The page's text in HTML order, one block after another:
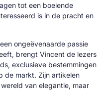
tot een boeiende
is in de pracht en
ongeëvenaarde passie
brengt Vincent de lezers
exclusieve bestemmingen
de markt. Zijn artikelen
van elegantie, maar